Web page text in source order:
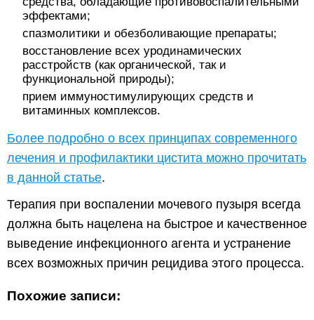
эффектами;
спазмолитики и обезболивающие препараты;
восстановление всех уродинамических
расстройств (как органической, так и
функциональной природы);
прием иммуностимулирующих средств и
витаминных комплексов.
Более подробно о всех принципах современного
лечения и профилактики цистита можно прочитать
в данной статье.
Терапия при воспалении мочевого пузыря всегда
должна быть нацелена на быстрое и качественное
выведение инфекционного агента и устранение
всех возможных причин рецидива этого процесса.
Похожие записи: